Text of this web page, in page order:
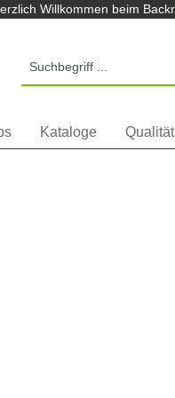
Backring
Willkommen beim
Kataloge